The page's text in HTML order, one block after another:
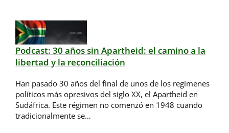
Podcast: 30 años sin Apartheid: el camino a la
libertad y la reconciliación
Han pasado 30 años del final de unos de los regímenes
políticos más opresivos del siglo XX, el Apartheid en
Sudáfrica. Este régimen no comenzó en 1948 cuando
tradicionalmente se…